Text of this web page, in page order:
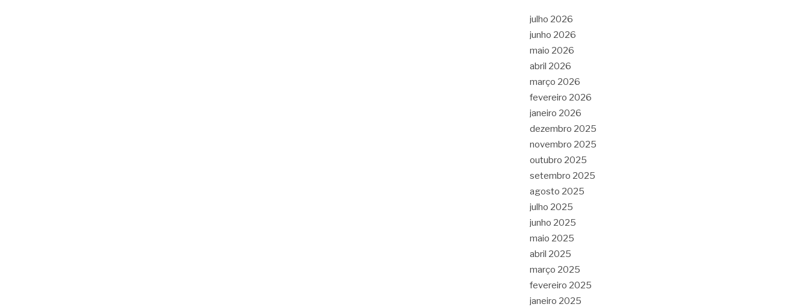
julho 2026
junho 2026
maio 2026
abril 2026
março 2026
fevereiro 2026
janeiro 2026
dezembro 2025
novembro 2025
outubro 2025
setembro 2025
agosto 2025
julho 2025
junho 2025
maio 2025
abril 2025
março 2025
fevereiro 2025
janeiro 2025